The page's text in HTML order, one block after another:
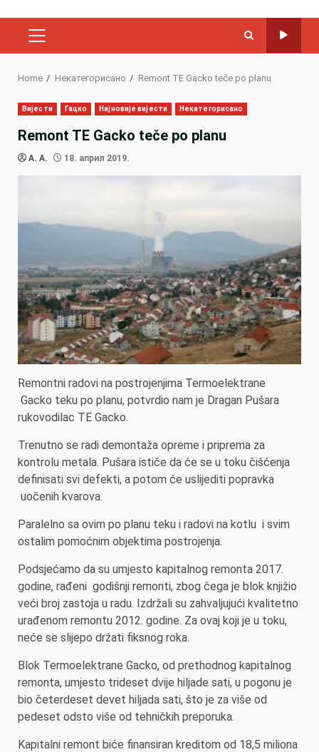
PRIMARY
Home Некатегорисано Remont TE Gacko teče po planu
Вијести Гацко Најновије вијести Некатегорисано
Remont TE Gacko teče po planu
A. A. 18. април 2019.
Remontni radovi na postrojenjima Termoelektrane
Gacko teku po planu, potvrdio nam je Dragan Pušara
rukovodilac TE Gacko.
Trenutno se radi demontaža opreme i priprema za
kontrolu metala. Pušara ističe da će se u toku čišćenja
definisati svi defekti, a potom će uslijediti popravka
uočenih kvarova.
Paralelno sa ovim po planu teku i radovi na kotlu i svim
ostalim pomoćnim objektima postrojenja.
Podsjećamo da su umjesto kapitalnog remonta 2017.
godine, rađeni godišnji remonti, zbog čega je blok knjižio
veći broj zastoja u radu. Izdržali su zahvaljujući kvalitetno
urađenom remontu 2012. godine. Za ovaj koji je u toku,
neće se slijepo držati fiksnog roka.
Blok Termoelektrane Gacko, od prethodnog kapitalnog
remonta, umjesto trideset dvije hiljade sati, u pogonu je
bio četerdeset devet hiljada sati, što je za više od
pedeset odsto više od tehničkih preporuka.
Kapitalni remont biće finansiran kreditom od 18,5 miliona